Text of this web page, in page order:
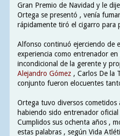
Gran Premio de Navidad y le
Ortega se presentó , venía
rápidamente tiró el cigarro para
Alfonso continuó ejerciendo de
experiencia como entrenador
incondicional de la gerente y
Alejandro Gómez , Carlos De la
conjunto fueron elocuentes
Ortega tuvo diversos cometidos
habiendo sido entrenador oficial
Cumplidos sus ochenta años ,
estas palabras , según Vida